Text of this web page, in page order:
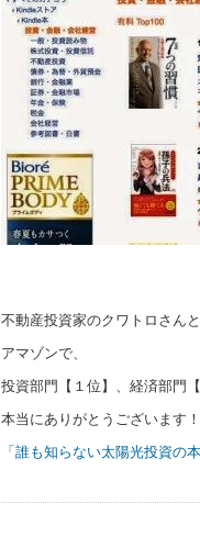
不動産投資家のクワトロさん
アマゾンで、
投資部門【１位】、経済部門
本当にありがとうございます！
「誰も知らない太陽光投資の